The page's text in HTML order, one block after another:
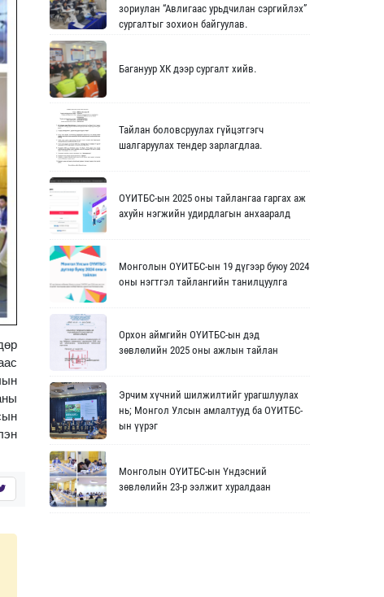
зориулан “Авлигаас урьдчилан сэргийлэх”
сургалтыг зохион байгуулав.
Багануур ХК дээр сургалт хийв.
Тайлан боловсруулах гүйцэтгэгч
шалгаруулах тендер зарлагдлаа.
ОҮИТБС-ын 2025 оны тайлангаа гаргах аж
ахуйн нэгжийн удирдлагын анхааралд
Монголын ОҮИТБС-ын 19 дүгээр буюу 2024
оны нэгтгэл тайлангийн танилцуулга
Орхон аймгийн ОҮИТБС-ын дэд
зөвлөлийн 2025 оны ажлын тайлан
Эрчим хүчний шилжилтийг урагшлуулах
нь; Монгол Улсын амлалтууд ба ОҮИТБС-
ын үүрэг
Монголын ОҮИТБС-ын Үндэсний
зөвлөлийн 23-р ээлжит хуралдаан